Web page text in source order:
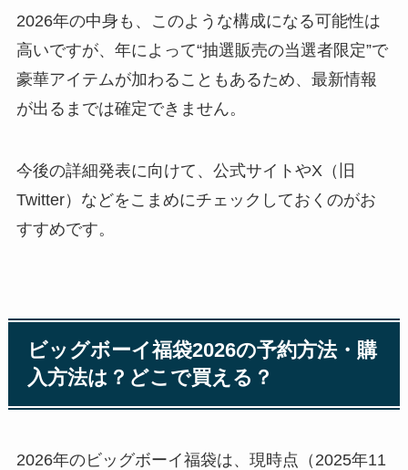
2026年の中身も、このような構成になる可能性は
高いですが、年によって“抽選販売の当選者限定”で
豪華アイテムが加わることもあるため、最新情報
が出るまでは確定できません。
今後の詳細発表に向けて、公式サイトやX（旧
Twitter）などをこまめにチェックしておくのがお
すすめです。
ビッグボーイ福袋2026の予約方法・購
入方法は？どこで買える？
2026年のビッグボーイ福袋は、現時点（2025年11